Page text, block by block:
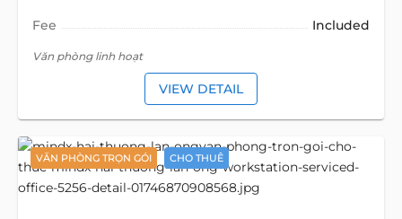
Fee Included
Văn phòng linh hoạt
VIEW DETAIL
VĂN PHÒNG TRỌN GÓI CHO THUÊ